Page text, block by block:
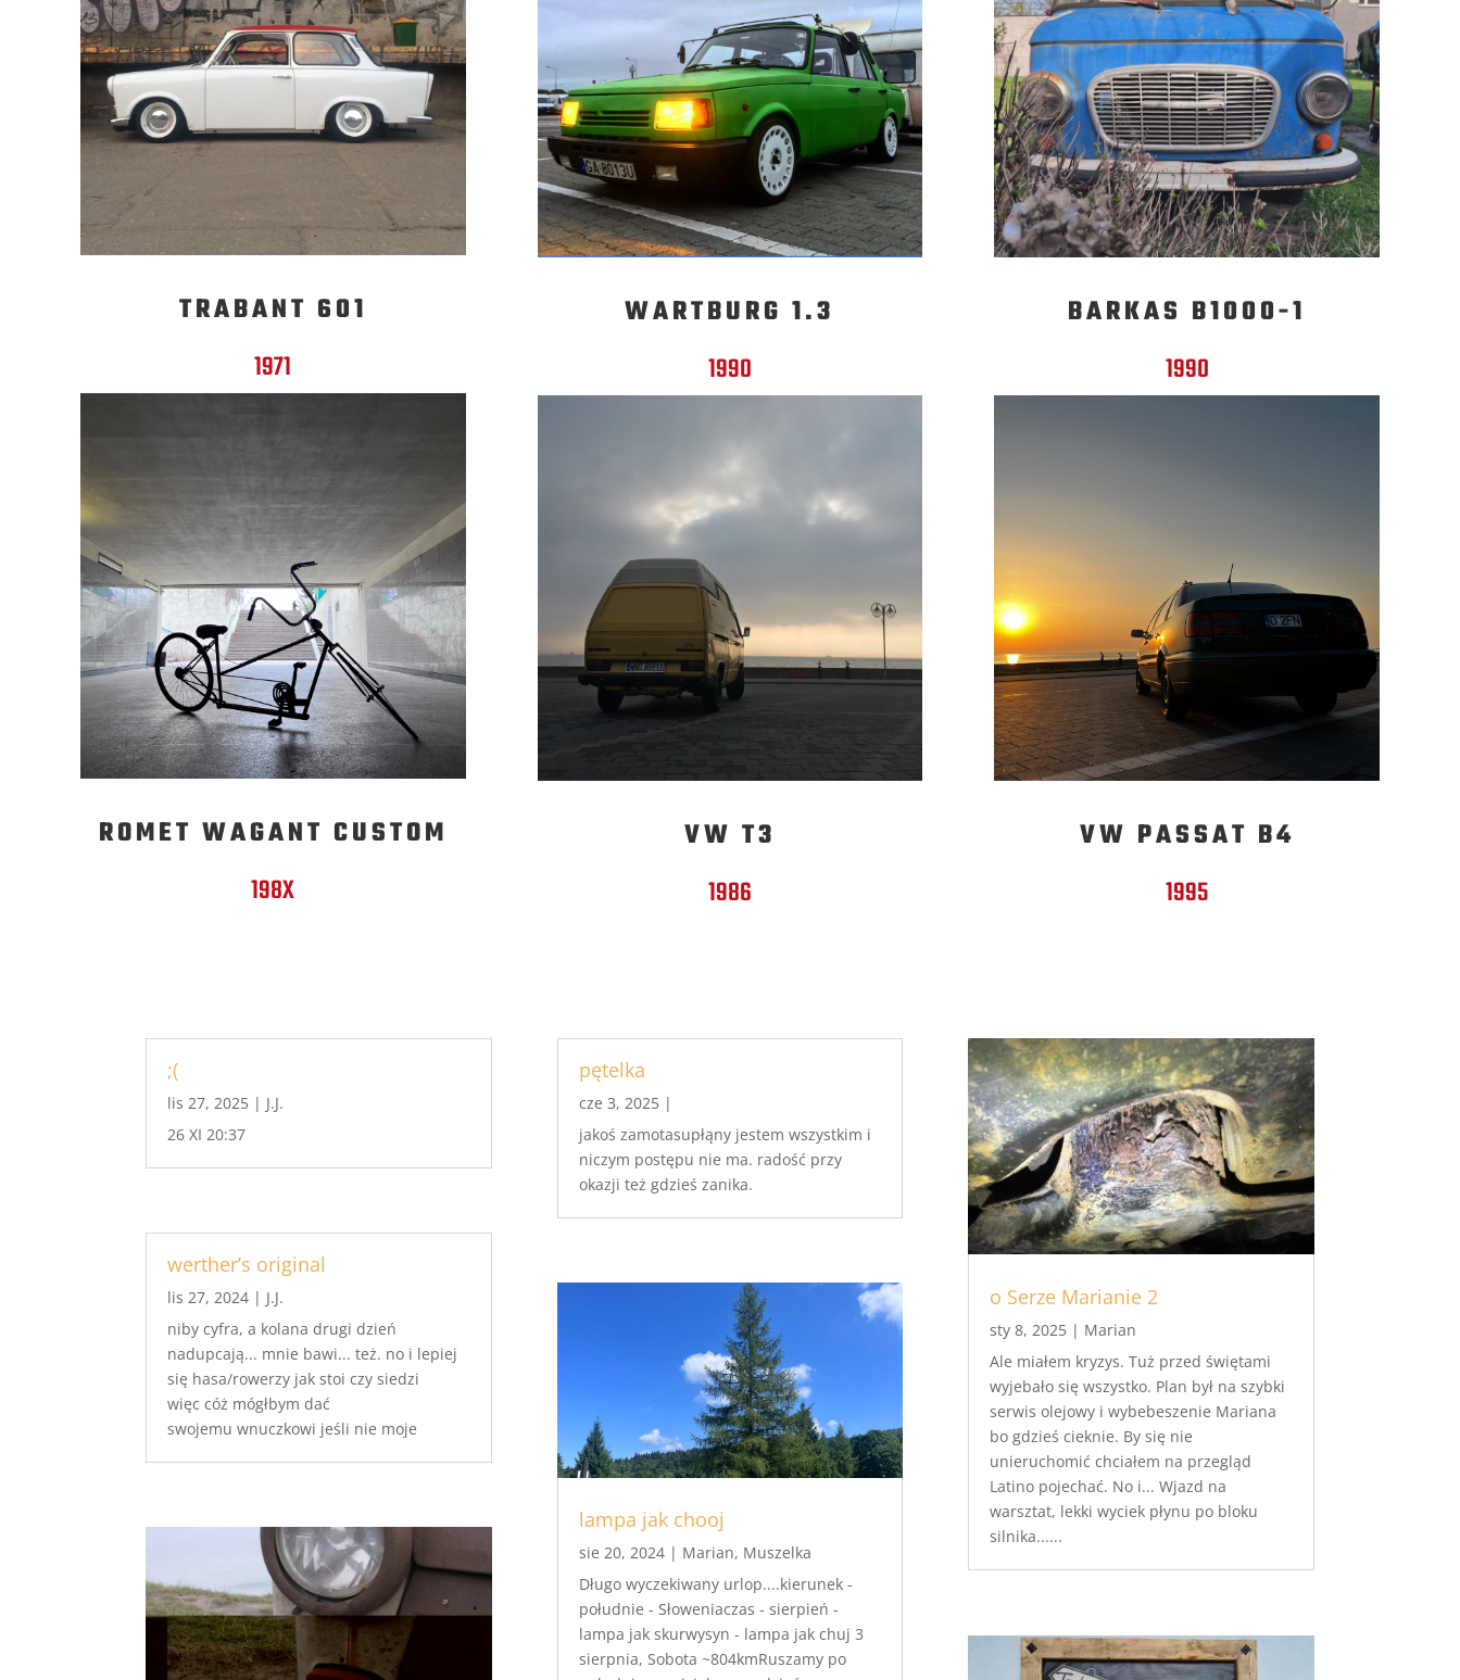
TRABANT 601
1971
ROMET WAGANT CUSTOM
198X
WARTBURG 1.3
1990
VW T3
1986
BARKAS B1000-1
1990
VW PASSAT B4
1995
;(
lis 27, 2025 | J.J.
26 XI 20:37
werther’s original
lis 27, 2024 | J.J.
niby cyfra, a kolana drugi dzień
nadupcają... mnie bawi... też. no i lepiej
się hasa/rowerzy jak stoi czy siedzi
więc cóż mógłbym dać
swojemu wnuczkowi jeśli nie moje
pętelka
cze 3, 2025|
jakoś zamotasupłąny jestem wszystkim i
niczym postępu nie ma. radość przy
okazji też gdzieś zanika.
lampa jak chooj
sie 20, 2024| Marian, Muszelka
Długo wyczekiwany urlop....kierunek -
południe - Słoweniaczas - sierpień -
lampa jak skurwysyn - lampa jak chuj 3
sierpnia, Sobota ~804kmRuszamy po
o Serze Marianie 2
sty 8, 2025| Marian
Ale miałem kryzys. Tuż przed świętami
wyjebało się wszystko. Plan był na szybki
serwis olejowy i wybebeszenie Mariana
bo gdzieś cieknie. By się nie
unieruchomić chciałem na przegląd
Latino pojechać. No i... Wjazd na
warsztat, lekki wyciek płynu po bloku
silnika......